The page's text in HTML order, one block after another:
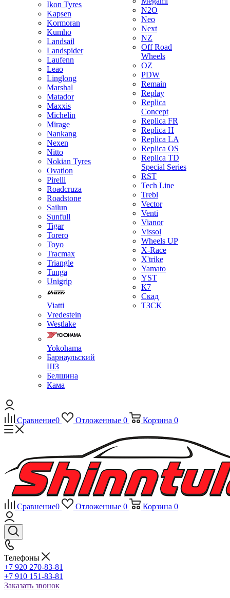
Ikon Tyres
Kapsen
Kormoran
Kumho
Landsail
Landspider
Laufenn
Leao
Linglong
Marshal
Matador
Maxxis
Michelin
Mirage
Nankang
Nexen
Nitto
Nokian Tyres
Ovation
Pirelli
Roadcruza
Roadstone
Sailun
Sunfull
Tigar
Torero
Toyo
Tracmax
Triangle
Tunga
Unigrip
Viatti
Vredestein
Westlake
Yokohama
Барнаульский
ШЗ
Белшина
Кама
N2O
Neo
Next
NZ
Off Road
Wheels
OZ
PDW
Remain
Replay
Replica
Concept
Replica FR
Replica H
Replica LA
Replica OS
Replica TD
Special Series
RST
Tech Line
Trebl
Vector
Venti
Vianor
Vissol
Wheels UP
X-Race
X'trike
Yamato
YST
К7
Скад
ТЗСК
Сравнение0 Отложенные 0 Корзина 0
Сравнение0 Отложенные 0 Корзина 0
Телефоны
+7 920 270-83-81
+7 910 151-83-81
Заказать звонок